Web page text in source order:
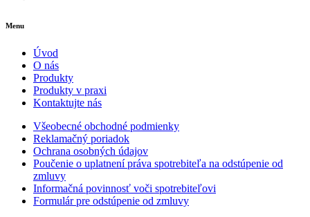
Menu
Úvod
O nás
Produkty
Produkty v praxi
Kontaktujte nás
Všeobecné obchodné podmienky
Reklamačný poriadok
Ochrana osobných údajov
Poučenie o uplatnení práva spotrebiteľa na odstúpenie od
zmluvy
Informačná povinnosť voči spotrebiteľovi
Formulár pre odstúpenie od zmluvy